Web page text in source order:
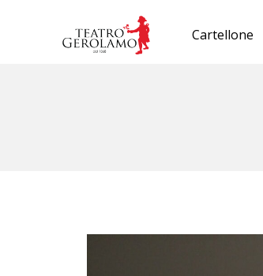
Cartellone